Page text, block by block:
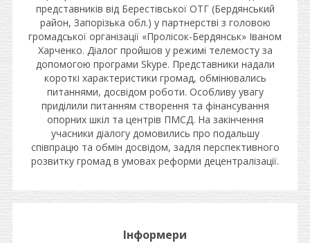
представників від Берестівської ОТГ (Бердянський
район, Запорізька обл.) у партнерстві з головою
громадської організації «Пролісок-Бердянськ» Іваном
Харченко. Діалог пройшов у режимі телемосту за
допомогою програми Skype. Представники надали
короткі характеристики громад, обмінювались
питаннями, досвідом роботи. Особливу увагу
приділили питанням створення та фінансування
опорних шкіл та центрів ПМСД. На закінчення
учасники діалогу домовились про подальшу
співпрацю та обмін досвідом, задля перспективного
розвитку громад в умовах реформи децентралізації.
Інформери